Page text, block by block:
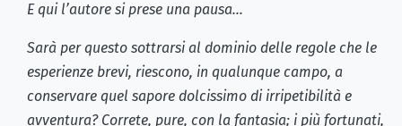
E qui l’autore si prese una pausa…
Sarà per questo sottrarsi al dominio delle regole che le
esperienze brevi, riescono, in qualunque campo, a
conservare quel sapore dolcissimo di irripetibilità e
avventura? Correte, pure, con la fantasia; i più fortunati,